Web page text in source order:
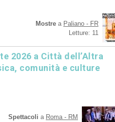
Mostre a Paliano - FR
Letture: 11
2026 a Città dell’Altra
comunità e culture
Spettacoli a Roma - RM